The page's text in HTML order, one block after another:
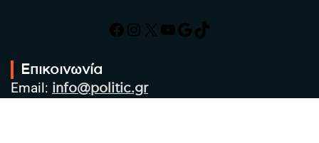
Facebook
Instagram
X YouTube
Google
TikTok
Επικοινωνία
Email: info@politic.gr